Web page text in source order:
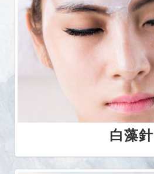
白藻針